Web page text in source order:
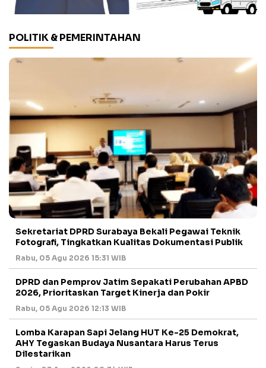
POLITIK & PEMERINTAHAN
Sekretariat DPRD Surabaya Bekali Pegawai Teknik
Fotografi, Tingkatkan Kualitas Dokumentasi Publik
Rabu, 05 Agu 2026 15:31 WIB
DPRD dan Pemprov Jatim Sepakati Perubahan APBD
2026, Prioritaskan Target Kinerja dan Pokir
Rabu, 05 Agu 2026 12:13 WIB
Lomba Karapan Sapi Jelang HUT Ke-25 Demokrat,
AHY Tegaskan Budaya Nusantara Harus Terus
Dilestarikan